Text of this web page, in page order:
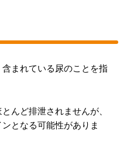
まれている尿のことを指
んど排泄されませんが、
となる可能性がありま